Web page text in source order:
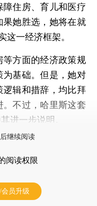
住房、育儿和医疗
她胜选，她将在就
这一经济框架。
方面的经济政策规
基础。但是，她对
辑和措辞，均比拜
不过，哈里斯这套
进一步说明。
继续阅读
阅读权限
员升级